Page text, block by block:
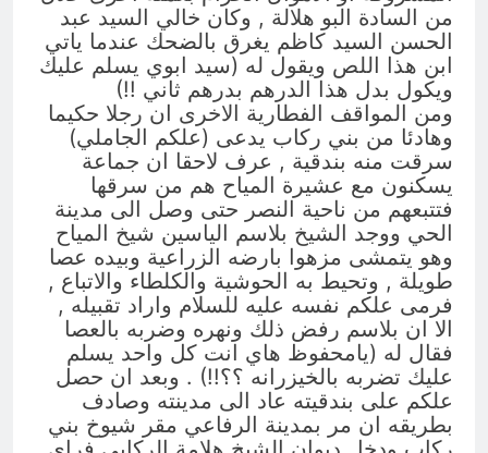
من السادة البو هلالة , وكان خالي السيد عبد
الحسن السيد كاظم يغرق بالضحك عندما ياتي
ابن هذا اللص ويقول له (سيد ابوي يسلم عليك
ويكول بدل هذا الدرهم بدرهم ثاني !!)
ومن المواقف الفطارية الاخرى ان رجلا حكيما
وهادئا من بني ركاب يدعى (علكم الجاملي)
سرقت منه بندقية , عرف لاحقا ان جماعة
يسكنون مع عشيرة المياح هم من سرقها
فتتبعهم من ناحية النصر حتى وصل الى مدينة
الحي ووجد الشيخ بلاسم الياسين شيخ المياح
وهو يتمشى مزهوا بارضه الزراعية وبيده عصا
طويلة , وتحيط به الحوشية والكلطاء والاتباع ,
فرمى علكم نفسه عليه للسلام واراد تقبيله ,
الا ان بلاسم رفض ذلك ونهره وضربه بالعصا
فقال له (يامحفوظ هاي انت كل واحد يسلم
عليك تضربه بالخيزرانه ؟؟!!) . وبعد ان حصل
علكم على بندقيته عاد الى مدينته وصادف
بطريقه ان مر بمدينة الرفاعي مقر شيوخ بني